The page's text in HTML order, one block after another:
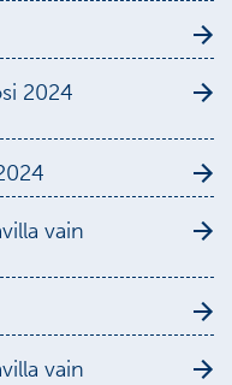
2024
vain
vain